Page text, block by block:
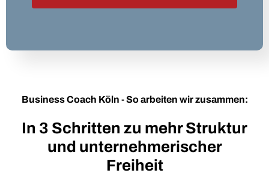
Business Coach Köln - So arbeiten wir zusammen:
In 3 Schritten zu mehr Struktur
und unternehmerischer
Freiheit